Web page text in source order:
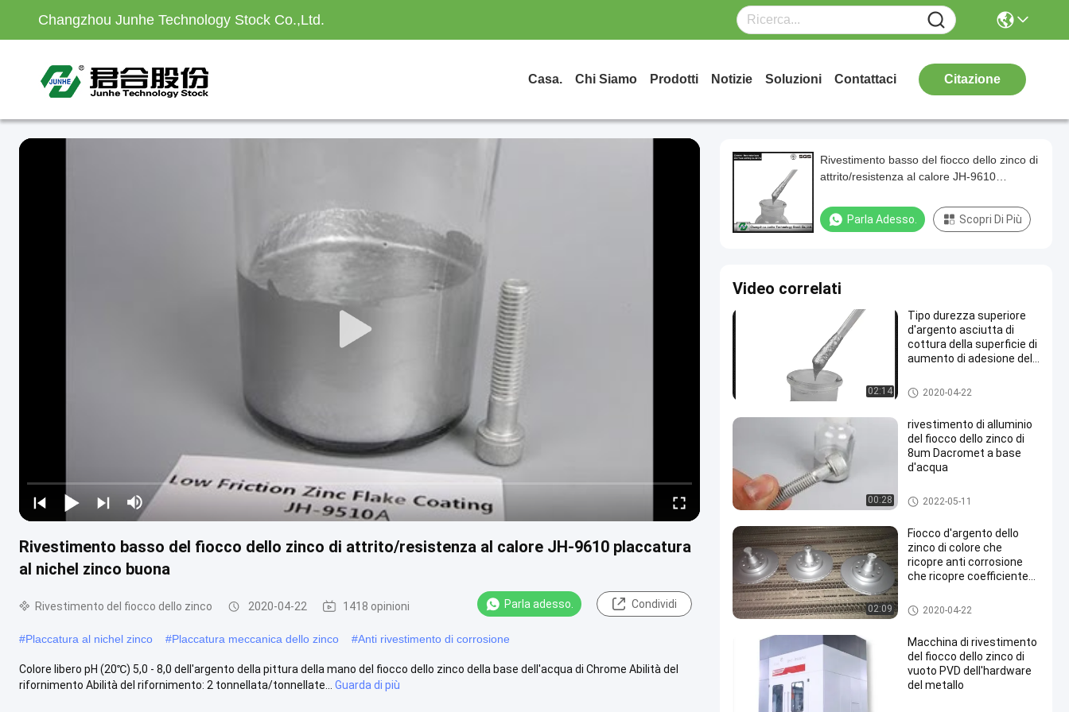
Changzhou Junhe Technology Stock Co.,Ltd.
Casa. Chi Siamo Prodotti Notizie Soluzioni Contattaci Citazione
Rivestimento basso del fiocco dello zinco di attrito/resistenza al calore JH-9610 placcatura
al nichel zinco buona
Rivestimento del fiocco dello zinco 2020-04-22 1418 opinioni Parla adesso. Condividi
#Placcatura al nichel zinco #Placcatura meccanica dello zinco #Anti rivestimento di corrosione
Colore libero pH (20℃) 5,0 - 8,0 dell'argento della pittura della mano del fiocco dello zinco della base dell'acqua di Chrome Abilità del
rifornimento Abilità del rifornimento: 2 tonnellata/tonnellate...
Guarda di più
Rivestimento basso del fiocco dello zinco di
attrito/resistenza al calore JH-9610
Parla Adesso. Scopri Di Più
Video correlati
02:14
Tipo durezza superiore
d'argento asciutta di
cottura della superficie di
aumento di adesione del
mano del fiocco dello
zinco
Rivestimento del fiocco dello z
inco
2020-04-22
00:28
rivestimento di alluminio
del fiocco dello zinco di
8um Dacromet a base
d'acqua
Rivestimento del fiocco dello z
inco
2022-05-11
02:09
Fiocco d'argento dello
zinco di colore che
ricopre anti corrosione
che ricopre coefficiente
Rivestimento del fiocco dello z
inco
2020-04-22
Macchina di rivestimento
del fiocco dello zinco di
vuoto PVD dell'hardware
del metallo